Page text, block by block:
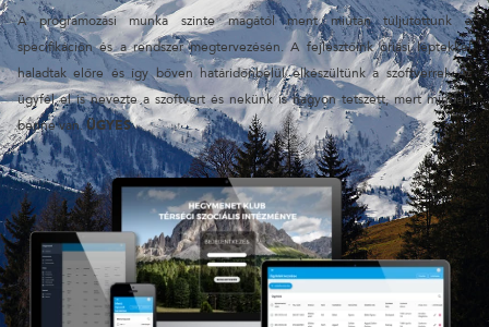
A programozási munka szinte magától ment miután túljutottunk a
specifikáción és a rendszer megtervezésén. A fejlesztőink óriási léptekkel
haladtak előre és így bőven határidőnbelül elkészültünk a szoftverrel. Az
ügyfél el is nevezte a szoftvert és nekünk is nagyon tetszett, mert minden
benne van.ÜGYES